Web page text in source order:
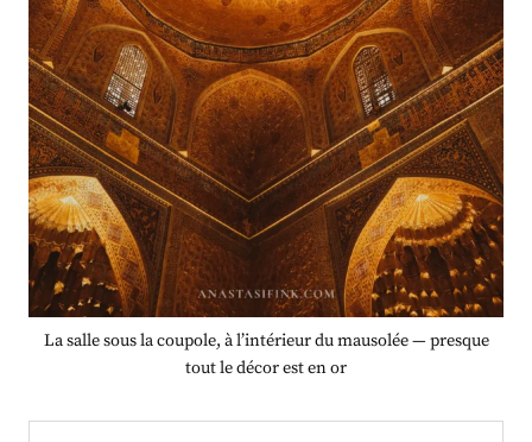
La salle sous la coupole, à l’intérieur du mausolée — presque
tout le décor est en or